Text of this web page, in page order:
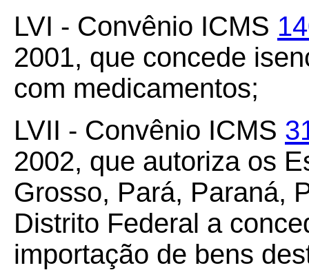
LVI - Convênio ICMS
2001, que concede
com medicamentos;
LVII - Convênio ICMS
2002, que autoriza os
Grosso, Pará, Paraná,
Distrito Federal a
importação de bens